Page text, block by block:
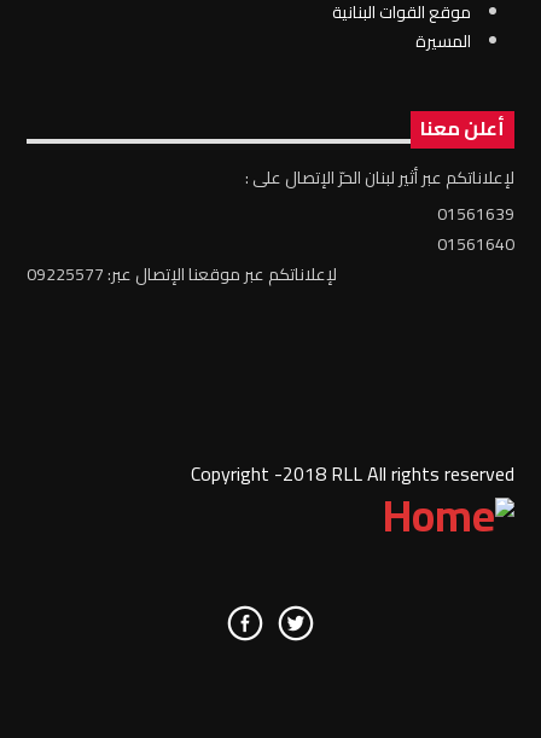
موقع القوات البنانية
المسيرة
أعلن معنا
لإعلاناتكم عبر أثير لبنان الحرّ الإتصال على :
01561639
01561640
لإعلاناتكم عبر موقعنا الإتصال عبر: 09225577
Copyright -2018 RLL All rights reserved